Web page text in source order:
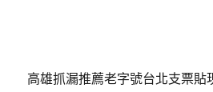
高雄抓漏推薦老字號台北支票貼